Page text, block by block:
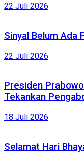
22 Juli 2026
Sinyal Belum Ada
22 Juli 2026
Presiden
Tekankan
18 Juli 2026
Selamat Hari